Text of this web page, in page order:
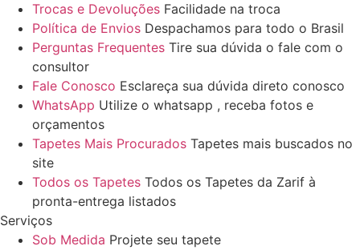
Trocas e Devoluções Facilidade na troca
Política de Envios Despachamos para todo o Brasil
Perguntas Frequentes Tire sua dúvida o fale com o
consultor
Fale Conosco Esclareça sua dúvida direto conosco
WhatsApp Utilize o whatsapp , receba fotos e
orçamentos
Tapetes Mais Procurados Tapetes mais buscados no
site
Todos os Tapetes Todos os Tapetes da Zarif à
pronta-entrega listados
Serviços
Sob Medida Projete seu tapete